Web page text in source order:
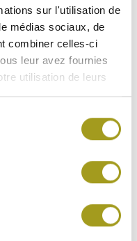
sur l'utilisation de
médias sociaux, de
combiner celles-ci
leur avez fournies
utilisation de leurs